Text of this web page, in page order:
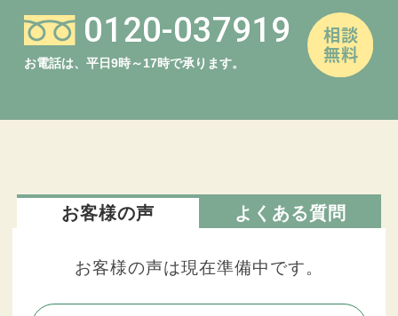
0120-037919
お電話は、平日9時～17時で承ります。
お客様の声 よくある質問
お客様の声は現在準備中です。